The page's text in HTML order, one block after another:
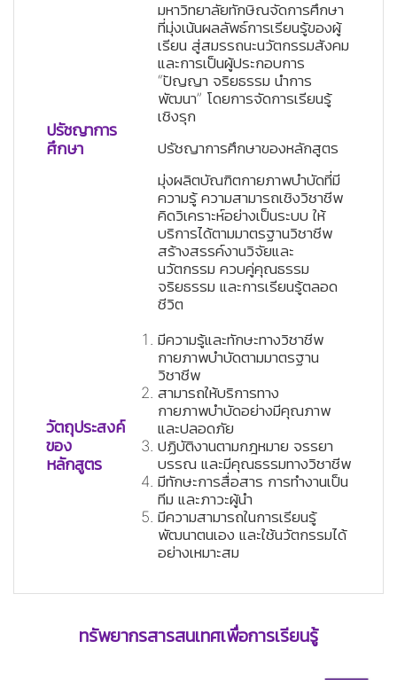
ปรัชญาการ
ศึกษา
มหาวิทยาลัยทักษิณจัดการศึกษา
ที่มุ่งเน้นผลลัพธ์การเรียนรู้ของผู้
เรียน สู่สมรรถนะนวัตกรรมสังคม
และการเป็นผู้ประกอบการ
“ปัญญา จริยธรรม นำการ
พัฒนา” โดยการจัดการเรียนรู้
เชิงรุก
ปรัชญาการศึกษาของหลักสูตร
มุ่งผลิตบัณฑิตกายภาพบำบัดที่มี
ความรู้ ความสามารถเชิงวิชาชีพ
คิดวิเคราะห์อย่างเป็นระบบ ให้
บริการได้ตามมาตรฐานวิชาชีพ
สร้างสรรค์งานวิจัยและ
นวัตกรรม ควบคู่คุณธรรม
จริยธรรม และการเรียนรู้ตลอด
ชีวิต
วัตถุประสงค์
ของ
หลักสูตร
ว่าง
มีความรู้และทักษะทางวิชาชีพ
กายภาพบำบัดตามมาตรฐาน
วิชาชีพ
สามารถให้บริการทาง
กายภาพบำบัดอย่างมีคุณภาพ
และปลอดภัย
ปฏิบัติงานตามกฎหมาย จรรยา
บรรณ และมีคุณธรรมทางวิชาชีพ
มีทักษะการสื่อสาร การทำงานเป็น
ทีม และภาวะผู้นำ
มีความสามารถในการเรียนรู้
พัฒนาตนเอง และใช้นวัตกรรมได้
อย่างเหมาะสม
ทรัพยากรสารสนเทศเพื่อการเรียนรู้